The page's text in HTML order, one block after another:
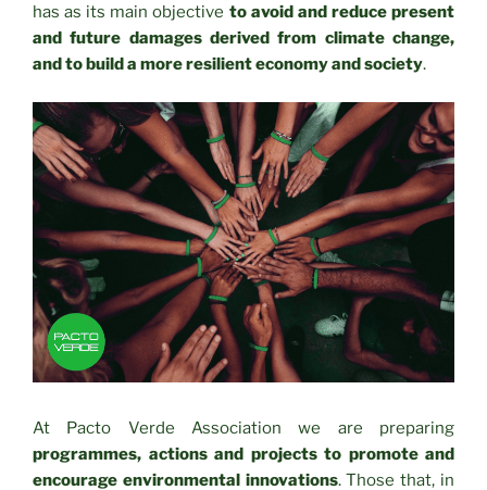
has as its main objective to avoid and reduce present
and future damages derived from climate change,
and to build a more resilient economy and society.
At Pacto Verde Association we are preparing
programmes, actions and projects to promote and
encourage environmental innovations. Those that, in